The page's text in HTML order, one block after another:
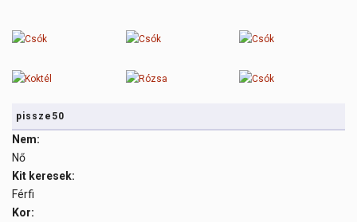
pissze50
Nem:
Nő
Kit keresek:
Férfi
Kor: